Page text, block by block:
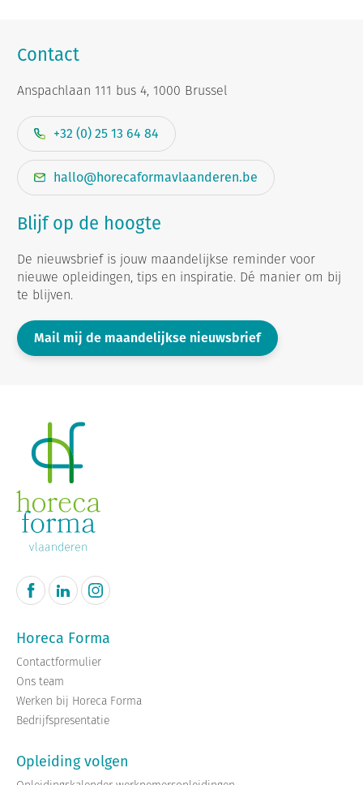
Contact
Anspachlaan 111 bus 4, 1000 Brussel
+32 (0) 25 13 64 84
hallo@horecaformavlaanderen.be
Blijf op de hoogte
De nieuwsbrief is jouw maandelijkse reminder voor
nieuwe opleidingen, tips en inspiratie. Dé manier om bij
te blijven.
Mail mij de maandelijkse nieuwsbrief
Horeca Forma
Contactformulier
Ons team
Werken bij Horeca Forma
Bedrijfspresentatie
Opleiding volgen